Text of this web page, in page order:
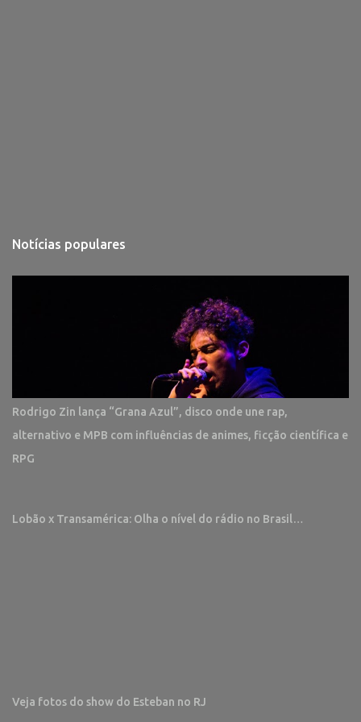
Notícias populares
Rodrigo Zin lança “Grana Azul”, disco onde une rap,
alternativo e MPB com influências de animes, ficção científica e
RPG
Lobão x Transamérica: Olha o nível do rádio no Brasil…
Veja fotos do show do Esteban no RJ